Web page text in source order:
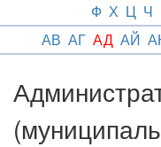
Ф Х Ц Ч
АВ АГ АД АЙ